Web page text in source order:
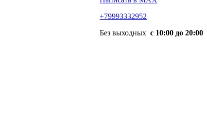
+79993332952
Без выходных с 10:00 до 20:00